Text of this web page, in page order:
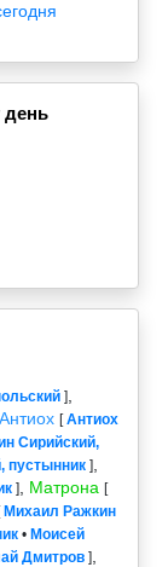
день
]
Антиох [Антиох
Сирийский,
пустынник ]
] Матрона [
[ Михаил Ражкин
• Моисей
Дмитров ]